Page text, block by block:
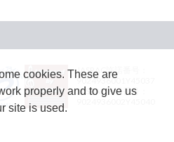
JASRAC許諾番号：
9024936001Y45037
JASRAC許諾番号：
cookies. These are
properly and to give us
site is used.